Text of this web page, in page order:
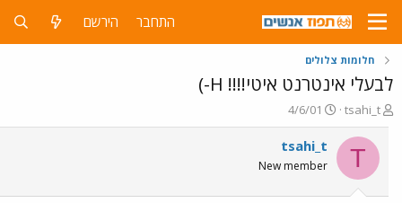
התחבר הירשם
חלומות צלולים
לבעלי אינטרנט איטי!!!! H-)
פ
ו
ת
ח
ה
tsahi_t
פ
ו
ר
ס
ם
4/6/01
T
tsahi_t
New member